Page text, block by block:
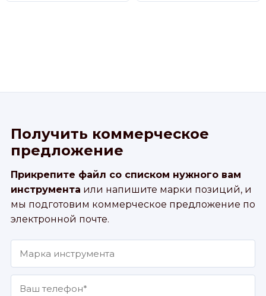
Получить коммерческое
предложение
Прикрепите файл со списком нужного вам
инструмента или напишите марки позиций, и
мы подготовим коммерческое предложение по
электронной почте.